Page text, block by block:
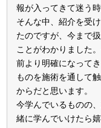
報が入ってきて迷う
そんな中、紹介を受
たのですが、今まで
ことがわかりました
前より明確になって
ものを施術を通して
からだと思います。
今学んでいるものの
緒に学んでいけたら嬉